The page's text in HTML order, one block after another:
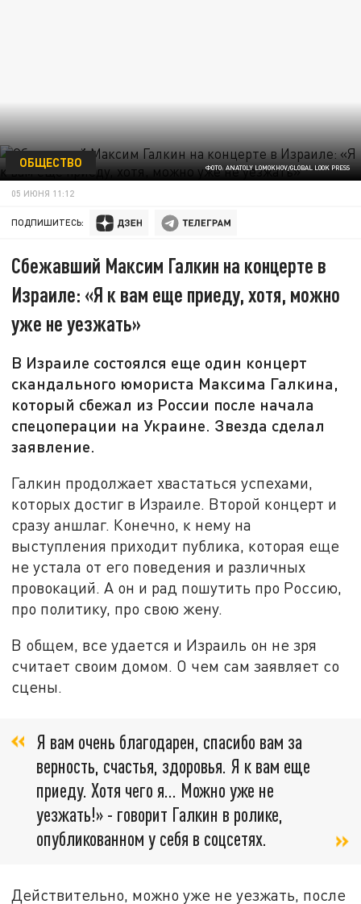
ФОТО: ANATOLY LOMOKHOV/GLOBAL LOOK PRESS
ОБЩЕСТВО
05 ИЮНЯ 11:12
ПОДПИШИТЕСЬ:
Сбежавший Максим Галкин на концерте в
Израиле: «Я к вам еще приеду, хотя, можно
уже не уезжать»
В Израиле состоялся еще один концерт
скандального юмориста Максима Галкина,
который сбежал из России после начала
спецоперации на Украине. Звезда сделал
заявление.
Галкин продолжает хвастаться успехами,
которых достиг в Израиле. Второй концерт и
сразу аншлаг. Конечно, к нему на
выступления приходит публика, которая еще
не устала от его поведения и различных
провокаций. А он и рад пошутить про Россию,
про политику, про свою жену.
В общем, все удается и Израиль он не зря
считает своим домом. О чем сам заявляет со
сцены.
Я вам очень благодарен, спасибо вам за
верность, счастья, здоровья. Я к вам еще
приеду. Хотя чего я... Можно уже не
уезжать!» - говорит Галкин в ролике,
опубликованном у себя в соцсетях.
Действительно, можно уже не уезжать, после